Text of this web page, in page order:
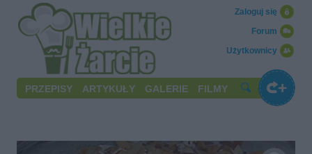
Użytkownicy
Forum
Zaloguj się
PRZEPISY ARTYKUŁY GALERIE FILMY